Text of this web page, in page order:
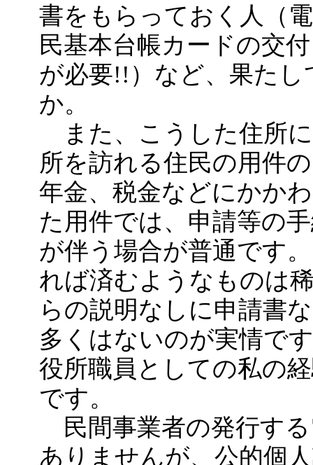
書をもらっておく人（
民基本台帳カードの交
が必要!!）など、果た
か。
また、こうした住所
所を訪れる住民の用件
年金、税金などにかか
た用件では、申請等の
が伴う場合が普通です
れば済むようなものは
らの説明なしに申請書
多くはないのが実情で
役所職員としての私の
です。
民間事業者の発行す
ありませんが、公的個